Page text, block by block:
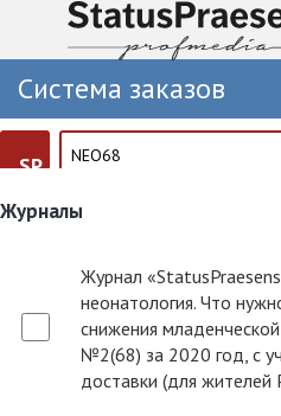
Система заказов
SP
Журналы
Журнал
неонатология. Что
снижения
№2(68) за 2020 год, с
доставки (для жителей